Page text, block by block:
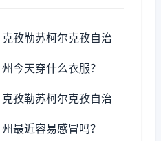
克孜勒苏柯尔克孜自治
州今天穿什么衣服？
克孜勒苏柯尔克孜自治
州最近容易感冒吗？